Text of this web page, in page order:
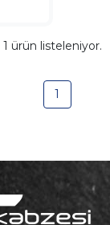
1 ürün listeleniyor.
1